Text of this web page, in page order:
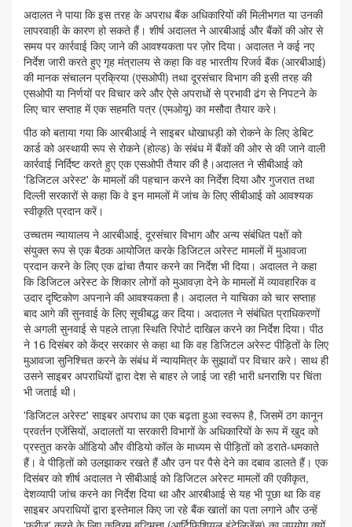
अदालत ने पाया कि इस तरह के अपराध बैंक अधिकारियों की मिलीभगत या उनकी
लापरवाही के कारण हो सकते हैं। शीर्ष अदालत ने आरबीआई और बैंकों की ओर से
समय पर कार्रवाई किए जाने की आवश्यकता पर ज़ोर दिया। अदालत ने कई नए
निर्देश जारी करते हुए गृह मंत्रालय से कहा कि वह भारतीय रिजर्व बैंक (आरबीआई)
की मानक संचालन प्रक्रिया (एसओपी) तथा दूरसंचार विभाग की इसी तरह की
एसओपी या निर्णयों पर विचार करे और ऐसे अपराधों से प्रभावी ढंग से निपटने के
लिए चार सप्ताह में एक सहमति पत्र (एमओयू) का मसौदा तैयार करे।
पीठ को बताया गया कि आरबीआई ने साइबर धोखाधड़ी को रोकने के लिए डेबिट
कार्ड को अस्थायी रूप से रोकने (होल्ड) के संबंध में बैंकों की ओर से की जाने वाली
कार्रवाई निर्दिष्ट करते हुए एक एसओपी तैयार की है।अदालत ने सीबीआई को
'डिजिटल अरेस्ट' के मामलों की पहचान करने का निर्देश दिया और गुजरात तथा
दिल्ली सरकारों से कहा कि वे इन मामलों में जांच के लिए सीबीआई को आवश्यक
स्वीकृति प्रदान करें।
उच्चतम न्यायालय ने आरबीआई, दूरसंचार विभाग और अन्य संबंधित पक्षों को
संयुक्त रूप से एक बैठक आयोजित करके डिजिटल अरेस्ट मामलों में मुआवजा
प्रदान करने के लिए एक ढांचा तैयार करने का निर्देश भी दिया। अदालत ने कहा
कि डिजिटल अरेस्ट के शिकार लोगों को मुआवज़ा देने के मामलों में व्यावहारिक व
उदार दृष्टिकोण अपनाने की आवश्यकता है। अदालत ने याचिका को चार सप्ताह
बाद आगे की सुनवाई के लिए सूचीबद्ध कर दिया। अदालत ने संबंधित प्राधिकरणों
से अगली सुनवाई से पहले ताज़ा स्थिति रिपोर्ट दाखिल करने का निर्देश दिया। पीठ
ने 16 दिसंबर को केंद्र सरकार से कहा था कि वह डिजिटल अरेस्ट पीड़ितों के लिए
मुआवजा सुनिश्चित करने के संबंध में न्यायमित्र के सुझावों पर विचार करे। साथ ही
उसने साइबर अपराधियों द्वारा देश से बाहर ले जाई जा रही भारी धनराशि पर चिंता
भी जताई थी।
'डिजिटल अरेस्ट' साइबर अपराध का एक बढ़ता हुआ स्वरूप है, जिसमें ठग कानून
प्रवर्तन एजेंसियों, अदालतों या सरकारी विभागों के अधिकारियों के रूप में खुद को
प्रस्तुत करके ऑडियो और वीडियो कॉल के माध्यम से पीड़ितों को डराते-धमकाते
हैं। वे पीड़ितों को उलझाकर रखते हैं और उन पर पैसे देने का दबाव डालते हैं। एक
दिसंबर को शीर्ष अदालत ने सीबीआई को डिजिटल अरेस्ट मामलों की एकीकृत,
देशव्यापी जांच करने का निर्देश दिया था और आरबीआई से यह भी पूछा था कि वह
साइबर अपराधियों द्वारा इस्तेमाल किए जा रहे बैंक खातों का पता लगाने और उन्हें